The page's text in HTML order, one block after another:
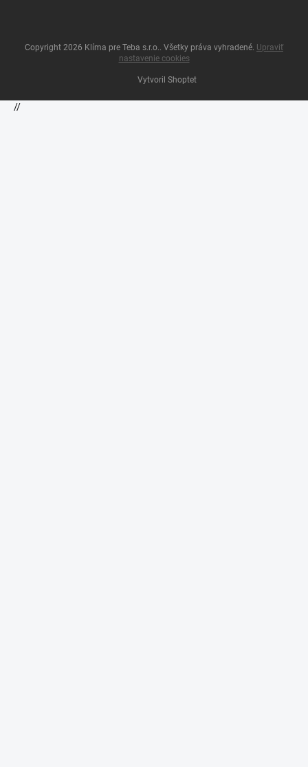
Vytvoril Shoptet
Copyright 2026 Klíma pre Teba s.r.o. . Všetky práva vyhradené. Upraviť
nastavenie cookies
//